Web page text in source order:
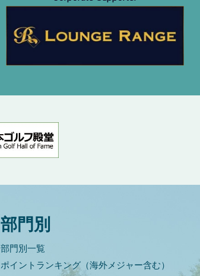
部門別
部門別一覧
ポイントランキング（海外メジャー含む）